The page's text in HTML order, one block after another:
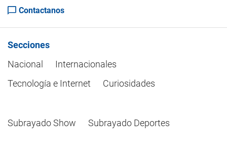
Contactanos
Secciones
Nacional
Internacionales
Tecnología e Internet
Curiosidades
Subrayado Show Subrayado Deportes